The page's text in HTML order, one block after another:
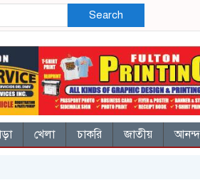
Search
খেলা চাকরি জাতীয়